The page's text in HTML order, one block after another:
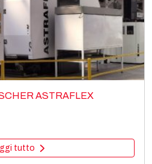
ASTRAFLEX
tutto